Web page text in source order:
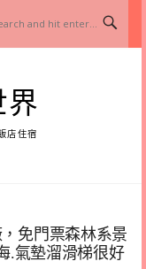
界
店住宿
免門票森林系景
.氣墊溜滑梯很好